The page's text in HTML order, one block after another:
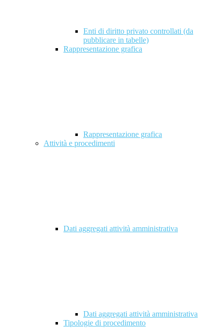
Enti di diritto privato controllati (da
pubblicare in tabelle)
Rappresentazione grafica
Rappresentazione grafica
Attività e procedimenti
Dati aggregati attività amministrativa
Dati aggregati attività amministrativa
Tipologie di procedimento